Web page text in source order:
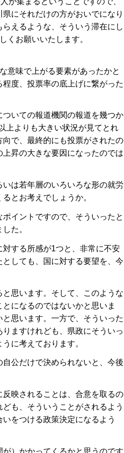
にそれだけの方がおいでになり
えるような、そういう滞在にし
くお願いいたします。
意味で上がる要素があったかと
度、投票率の底上げに繋がった
いての報道機関の報道を幾つか
上よりも大きい状況が見てとれ
で、最終的にも投票がされたの
昇の大きな要因になったのでは
は若年層のいろいろな形の就労
とお考えでしょうか。
イントですので、そういったと
た。
する所感が1つと、非常に不安
しても、国に対する要望を、今
思います。そして、このような
になるのではないかと思いま
思います。一方で、そういった
ますけれども、県政にそういっ
に考えております。
公だけで決められないと、今後
映されることは、合意を取るの
も、そういうことがされるよう
をつける政策決定になるよう
）かかってくるかと思うのです